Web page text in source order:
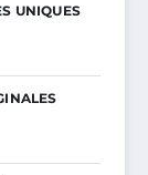
UNIQUES